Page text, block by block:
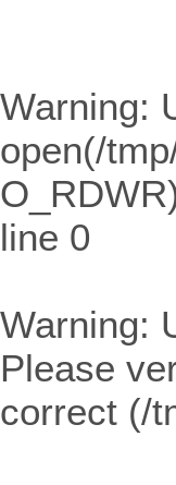
Warning:
open(/
line 0
Warning:
Please
correct (/